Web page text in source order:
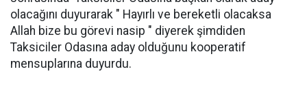
olacağını duyurarak " Hayırlı ve bereketli olacaksa
Allah bize bu görevi nasip " diyerek şimdiden
Taksiciler Odasına aday olduğunu kooperatif
mensuplarına duyurdu.